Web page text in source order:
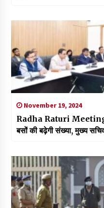
November 19, 2024
Radha Raturi Meeting
बसों की बढ़ेगी संख्या, मुख्य सचिव